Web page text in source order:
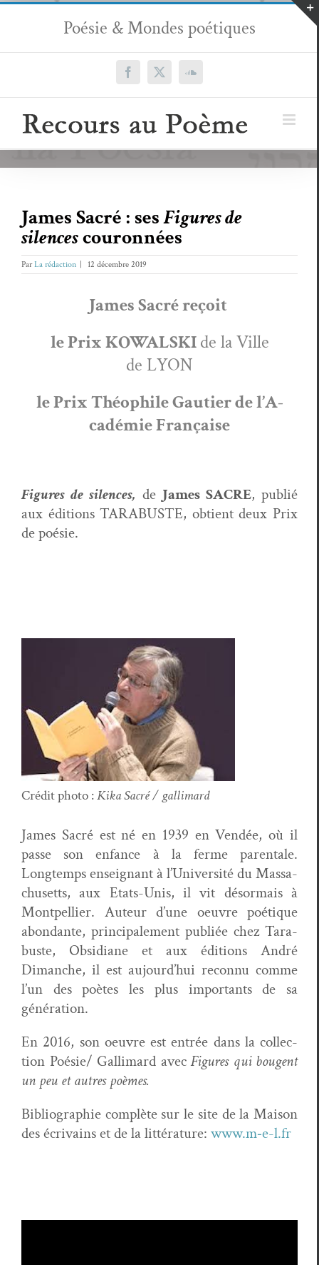
Passer
contenu
Poésie & Mondes poétiques
Facebook
X SoundCloud
James Sacré : sesFigures de
silencescouronnées
ParLa rédaction 12 décembre 2019
James Sacré reçoit
le Prix KOWALSKIde la Ville
de LYON
le Prix Théophile Gau­ti­er de l’A­
cadémie Française
Fig­ures de silences, de James SACRE, pub­lié
aux édi­tions TARABUSTE, obtient deux Prix
de poésie.
Crédit pho­to :Kika Sacré / gallimard
James Sacré est né en 1939 en Vendée, où il
passe son enfance à la ferme parentale.
Longtemps enseignant à l’U­ni­ver­sité du Mass­a­
chu­setts, aux Etats-Unis, il vit désor­mais à
Mont­pel­li­er. Auteur d’une oeu­vre poé­tique
abon­dante, prin­ci­pale­ment pub­liée chez Tara­
buste, Obsid­i­ane et aux édi­tions André
Dimanche, il est aujour­d’hui recon­nu comme
l’un des poètes les plus impor­tants de sa
génération.
En 2016, son oeu­vre est entrée dans la col­lec­
tion Poésie/ Gal­li­mard avec Fig­ures qui bougent
un peu et autres poèmes.
Bib­li­ogra­phie com­plète sur le site de la Mai­son
des écrivains et de la lit­téra­ture: www.m‑e-l.fr